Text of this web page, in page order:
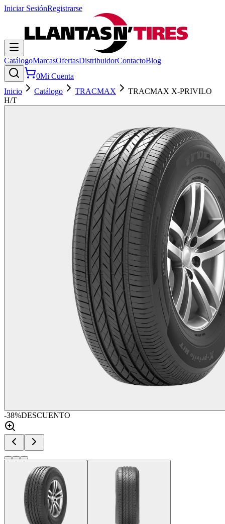
Iniciar SesiónRegistrarse
CatálogoMarcasOfertasDistribuidorContactoBlog
0Mi Cuenta
Inicio
Catálogo TRACMAX
TRACMAX X-PRIVILO
H/T
-38%DESCUENTO